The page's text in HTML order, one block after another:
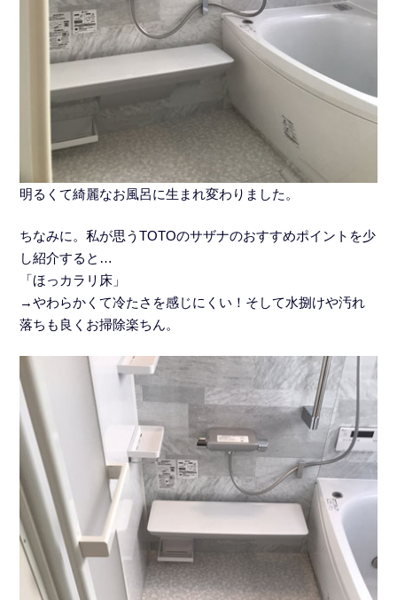
明るくて綺麗なお風呂に生まれ変わりました。
ちなみに。私が思うTOTOのサザナのおすすめポイントを少
し紹介すると…
「ほっカラリ床」
→やわらかくて冷たさを感じにくい！そして水捌けや汚れ
落ちも良くお掃除楽ちん。